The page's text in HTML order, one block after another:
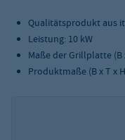
Qualitätsprodukt aus
Leistung: 10 kW
Maße der Grillplatte (B
Produktmaße (B x T x